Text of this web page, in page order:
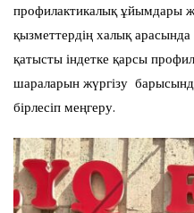
профилактикалық ұйымдары
қызметтердің халық
қатысты індетке қарсы
шараларын жүргізу
бірлесіп меңгеру.